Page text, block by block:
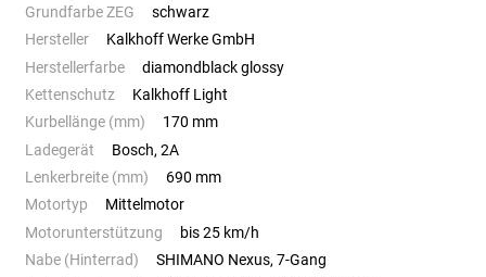
Grundfarbe ZEG
schwarz
Hersteller
Kalkhoff Werke GmbH
Herstellerfarbe
diamondblack glossy
Kettenschutz
Kalkhoff Light
Kurbellänge (mm)
170 mm
Ladegerät
Bosch, 2A
Lenkerbreite (mm)
690 mm
Motortyp
Mittelmotor
Motorunterstützung
bis 25 km/h
Nabe (Hinterrad)
SHIMANO Nexus, 7-Gang